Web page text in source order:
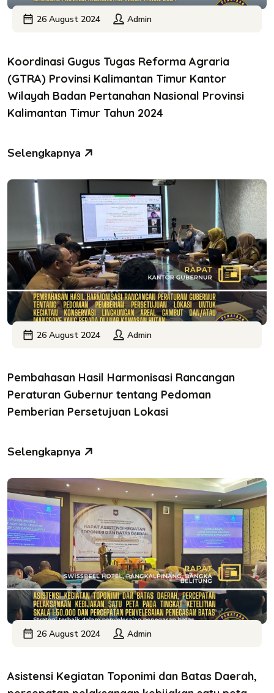
26 August 2024 Admin
Koordinasi Gugus Tugas Reforma Agraria
(GTRA) Provinsi Kalimantan Timur Kantor
Wilayah Badan Pertanahan Nasional Provinsi
Kalimantan Timur Tahun 2024
Selengkapnya
26 August 2024 Admin
Pembahasan Hasil Harmonisasi Rancangan
Peraturan Gubernur tentang Pedoman
Pemberian Persetujuan Lokasi
Selengkapnya
26 August 2024 Admin
Asistensi Kegiatan Toponimi dan Batas Daerah,